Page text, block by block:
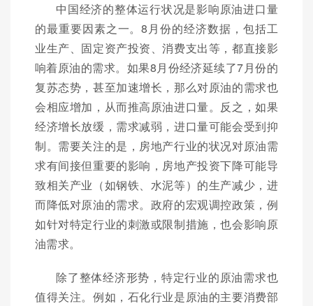
中国经济的整体运行状况是影响原油进口量
的最重要因素之一。8月份的经济数据，包括工
业生产、固定资产投资、消费支出等，都直接影
响着原油的需求。如果8月份经济延续了7月份的
复苏态势，甚至加速增长，那么对原油的需求也
会相应增加，从而推高原油进口量。反之，如果
经济增长放缓，需求减弱，进口量可能会受到抑
制。需要关注的是，房地产行业的状况对原油需
求有间接但重要的影响，房地产投资下降可能导
致相关产业（如钢铁、水泥等）的生产减少，进
而降低对原油的需求。政府的宏观调控政策，例
如针对特定行业的刺激或限制措施，也会影响原
油需求。
除了整体经济形势，特定行业的原油需求也
值得关注。例如，石化行业是原油的主要消费部